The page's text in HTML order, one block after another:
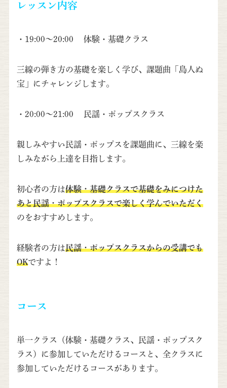
レッスン内容
・19:00～20:00 体験・基礎クラス
三線の弾き方の基礎を楽しく学び、課題曲「島人ぬ
宝」
にチャレンジします。
・20:00～21:00 民謡・ポップスクラス
親しみやすい民謡・ポップスを課題曲に、 三線を楽
しみながら上達を目指します。
初心者の方は体験・基礎クラスで基礎をみにつけた
あと民謡・ポップスクラスで楽しく学んでいただく
のをおすすめします。
経験者の方は民謡・ポップスクラスからの受講でも
OKですよ！
コース
単一クラス（体験・基礎クラス、民謡・ポップスク
ラス）に参加していただけるコースと、全クラスに
参加していただけるコースがあります。